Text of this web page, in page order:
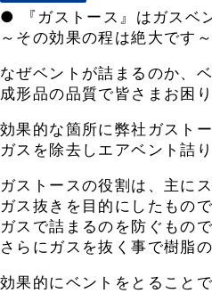
● 『ガストース』はガスベ
～その効果の程は絶大です～
なぜベントが詰まるのか、
成形品の品質で皆さまお困
効果的な箇所に弊社ガスト
ガスを除去しエアベント詰
ガストースの役割は、主に
ガス抜きを目的にしたもの
ガスで詰まるのを防ぐもので
さらにガスを抜く事で樹脂
効果的にベントをとること